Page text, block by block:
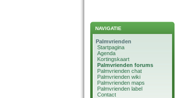
NAVIGATIE
Palmvrienden
Startpagina
Agenda
Kortingskaart
Palmvrienden forums
Palmvrienden chat
Palmvrienden wiki
Palmvrienden maps
Palmvrienden label
Contact